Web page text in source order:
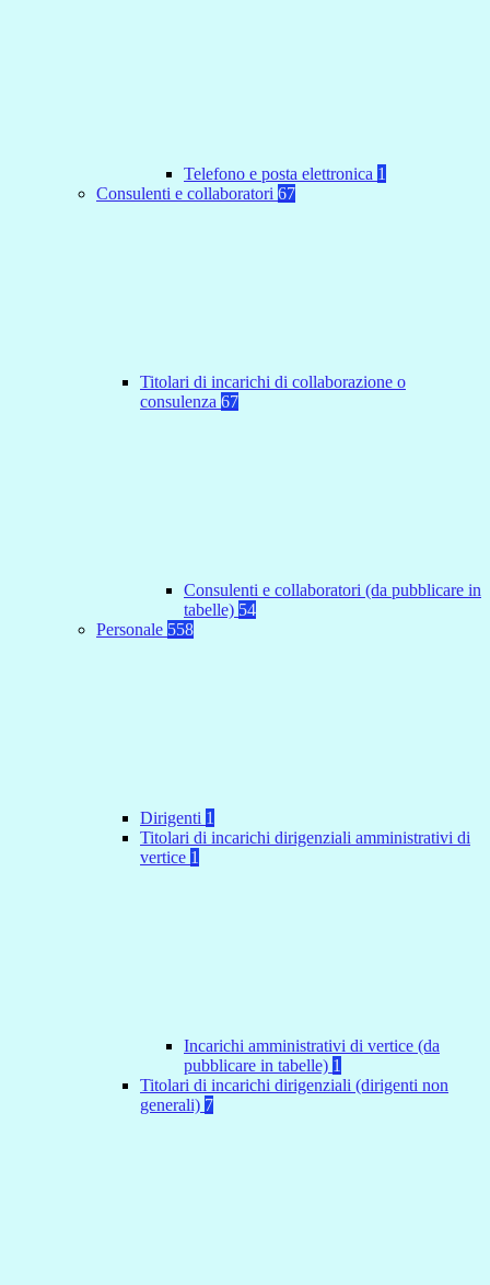
Telefono e posta elettronica 1
Consulenti e collaboratori 67
Titolari di incarichi di collaborazione o
consulenza 67
Consulenti e collaboratori (da pubblicare in
tabelle) 54
Personale 558
Dirigenti 1
Titolari di incarichi dirigenziali amministrativi di
vertice 1
Incarichi amministrativi di vertice (da
pubblicare in tabelle) 1
Titolari di incarichi dirigenziali (dirigenti non
generali) 7